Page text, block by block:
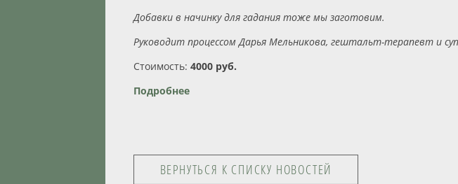
Добавки в начинку для гадания тоже мы заготовим.
Руководит процессом Дарья Мельникова, гештальт-терапевт и
Стоимость:4000 руб.
Подробнее
ВЕРНУТЬСЯ К СПИСКУ НОВОСТЕЙ